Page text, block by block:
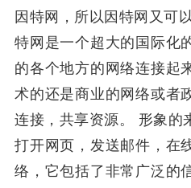
因特网，所以因特网又可
特网是一个超大的国际化
的各个地方的网络连接起
术的还是商业的网络或者
连接，共享资源。 形象的
打开网页，发送邮件，在
络，它包括了非常广泛的